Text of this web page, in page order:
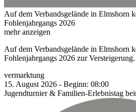
Auf dem Verbandsgelände in Elmshorn
Fohlenjahrgangs 2026
mehr anzeigen
Auf dem Verbandsgelände in Elmshorn
Fohlenjahrgangs 2026 zur Versteigerung.
vermarktung
15. August 2026 - Beginn: 08:00
Jugendturnier & Familien-Erlebnistag